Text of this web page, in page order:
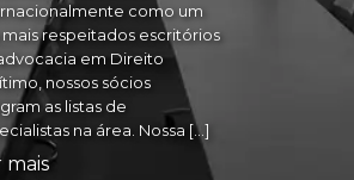
como um
mais respeitados escritórios
em Direito
nossos sócios
as listas de
na área. Nossa […]
mais